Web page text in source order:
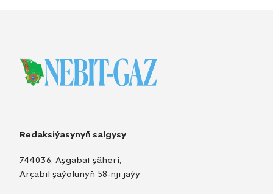
Redaksiýasynyň salgysy
744036, Aşgabat şäheri,
Arçabil şaýolunyň 58-nji jaýy